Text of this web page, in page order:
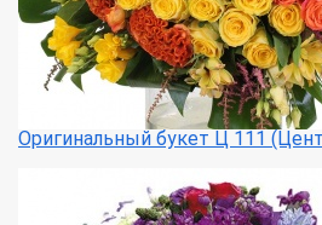
Оригинальный букет Ц 111